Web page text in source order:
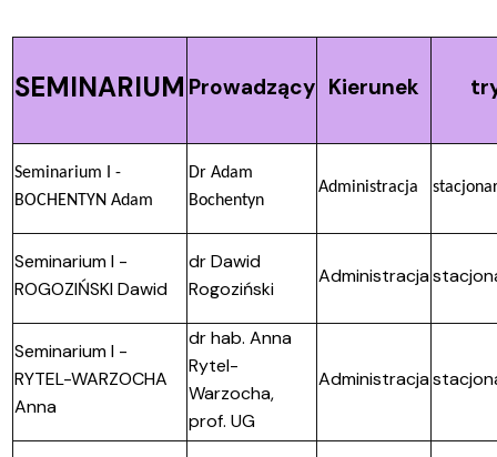
SEMINARIUM Prowadzący Kierunek
Seminarium I -
BOCHENTYN Adam
Dr Adam
Bochentyn
Administracja
Seminarium I -
ROGOZIŃSKI Dawid
dr Dawid
Rogoziński
Administracja
Seminarium I -
RYTEL-WARZOCHA
Anna
dr hab. Anna
Rytel-
Warzocha,
prof. UG
Administracja